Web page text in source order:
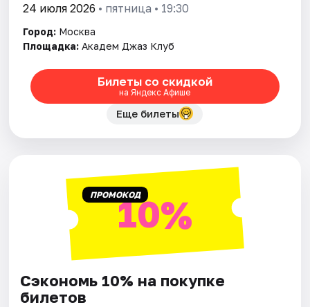
Рейтинги
24 июля 2026 • пятница • 19:30
Город: Москва
Площадка: Академ Джаз Клуб
Билеты со скидкой
на Яндекс Афише
Еще билеты
ПРОМОКОД10%
Сэкономь 10% на покупке
билетов